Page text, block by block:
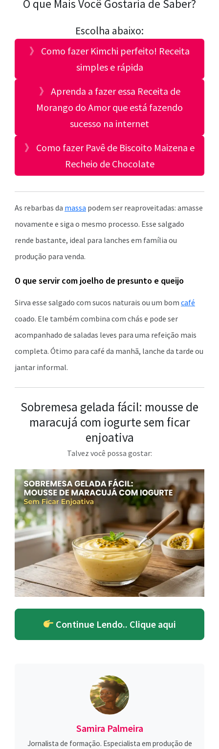
O que Mais Você Gostaria de Saber?
Escolha abaixo:
》 Como fazer Kimchi perfeito! Receita
simples e rápida
》 Aprenda a fazer essa Receita de
Morango do Amor que está fazendo
sucesso na internet
》 Como fazer Pavê de Biscoito Maizena e
Recheio de Chocolate
As rebarbas da massa podem ser reaproveitadas: amasse
novamente e siga o mesmo processo. Esse salgado
rende bastante, ideal para lanches em família ou
produção para venda.
O que servir com joelho de presunto e queijo
Sirva esse salgado com sucos naturais ou um bom café
coado. Ele também combina com chás e pode ser
acompanhado de saladas leves para uma refeição mais
completa. Ótimo para café da manhã, lanche da tarde ou
jantar informal.
Sobremesa gelada fácil: mousse de
maracujá com iogurte sem ficar
enjoativa
Talvez você possa gostar:
Continue Lendo.. Clique aqui
Samira Palmeira
Jornalista de formação. Especialista em produção de